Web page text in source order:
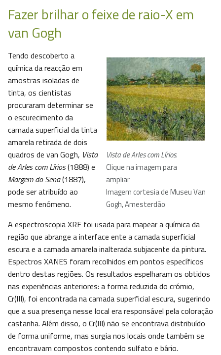
Fazer brilhar o feixe de raio-X em
van Gogh
Vista de Arles com Lírios.
Clique na imagem para
ampliar
Imagem cortesia de Museu Van
Gogh, Amesterdão
Tendo descoberto a
química da reacção em
amostras isoladas de
tinta, os cientistas
procuraram determinar se
o escurecimento da
camada superficial da tinta
amarela retirada de dois
quadros de van Gogh, Vista
de Arles com Lírios(1888) e
Margem do Sena(1887),
pode ser atribuído ao
mesmo fenómeno.
A espectroscopia XRF foi usada para mapear a química da
região que abrange a interface ente a camada superficial
escura e a camada amarela inalterada subjacente da pintura.
Espectros XANES foram recolhidos em pontos específicos
dentro destas regiões. Os resultados espelharam os obtidos
nas experiências anteriores: a forma reduzida do crómio,
Cr(III), foi encontrada na camada superficial escura, sugerindo
que a sua presença nesse local era responsável pela coloração
castanha. Além disso, o Cr(III) não se encontrava distribuído
de forma uniforme, mas surgia nos locais onde também se
encontravam compostos contendo sulfato e bário.